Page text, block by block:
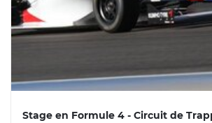
Stage en Formule 4 - Circuit de